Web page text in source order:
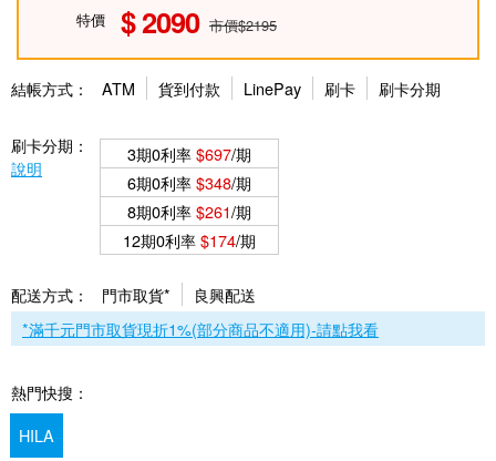
特價 2090 市價$2195
結帳方式： ATM 貨到付款 LinePay 刷卡 刷卡分期
刷卡分期：
說明
3期0利率$697/期
6期0利率$348/期
8期0利率$261/期
12期0利率$174/期
配送方式： 門市取貨*
良興配送
*滿千元門市取貨現折1%(部分商品不適用)-請點我看
熱門快搜：
HILA